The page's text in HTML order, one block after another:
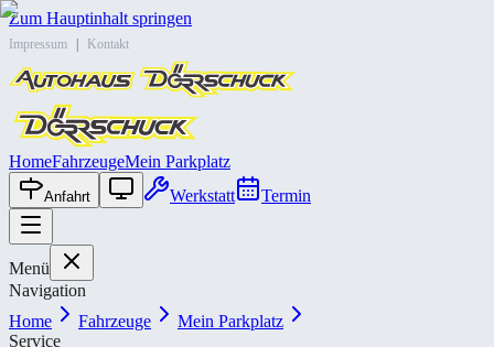
Zum Hauptinhalt springen
Impressum Kontakt
HomeFahrzeugeMein Parkplatz
Anfahrt Werkstatt Termin
Menü
Navigation
Home
Fahrzeuge
Mein Parkplatz
Service